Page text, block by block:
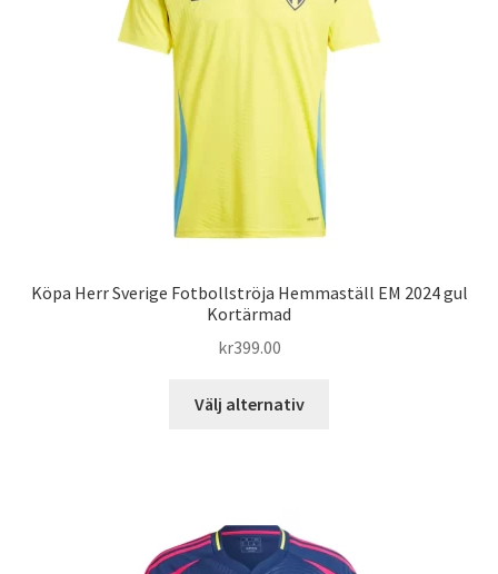
Köpa Herr Sverige Fotbollströja Hemmaställ EM 2024 gul
Kortärmad
kr399.00
Välj alternativ
De